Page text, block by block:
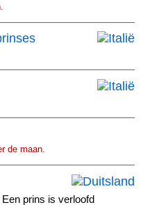
de maan.
prins is verloofd